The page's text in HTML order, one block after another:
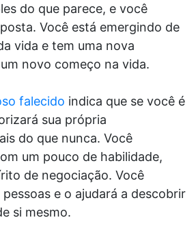
do que parece, e você
Você está emergindo de
vida e tem uma nova
novo começo na vida.
falecido indica que se você é
sua própria
do que nunca. Você
um pouco de habilidade,
de negociação. Você
e o ajudará a descobrir
si mesmo.